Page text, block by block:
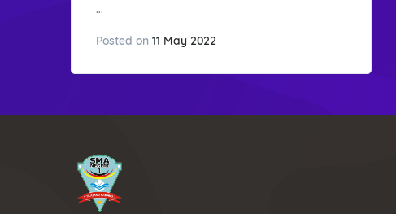
...
Posted on 11 May 2022